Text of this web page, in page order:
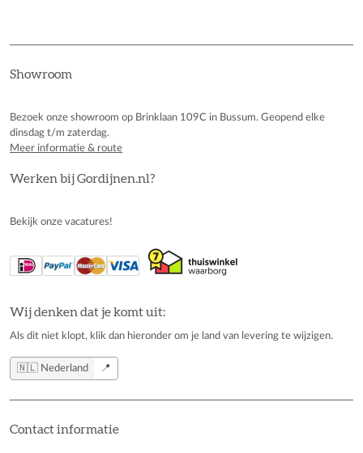
Showroom
Bezoek onze showroom op Brinklaan 109C in Bussum. Geopend elke
dinsdag t/m zaterdag.
Meer informatie & route
Werken bij Gordijnen.nl?
Bekijk onze vacatures!
Wij denken dat je komt uit:
Als dit niet klopt, klik dan hieronder om je land van levering te wijzigen.
🇳🇱 Nederland 📍
Contact informatie